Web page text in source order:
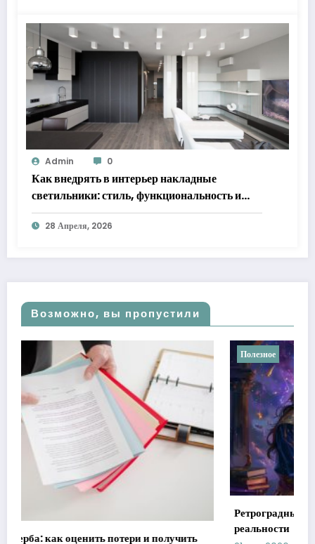
Admin 0
Как внедрять в интерьер накладные
светильники: стиль, функциональность и
практические решения
28 Апреля, 2026
Возможно, вы пропустили
Полезное
Ретроградные планеты в астрологии: мифы против